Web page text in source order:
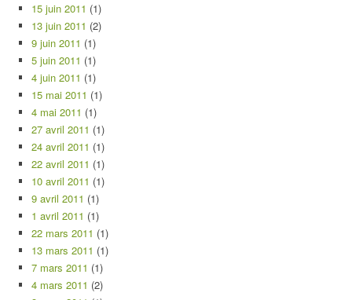
15 juin 2011 (1)
13 juin 2011 (2)
9 juin 2011 (1)
5 juin 2011 (1)
4 juin 2011 (1)
15 mai 2011 (1)
4 mai 2011 (1)
27 avril 2011 (1)
24 avril 2011 (1)
22 avril 2011 (1)
10 avril 2011 (1)
9 avril 2011 (1)
1 avril 2011 (1)
22 mars 2011 (1)
13 mars 2011 (1)
7 mars 2011 (1)
4 mars 2011 (2)